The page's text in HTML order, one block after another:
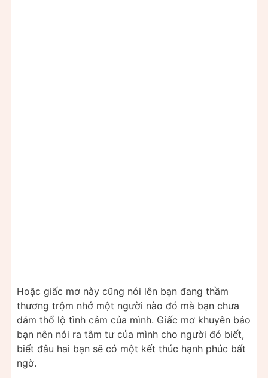
Hoặc giấc mơ này cũng nói lên bạn đang thầm
thương trộm nhớ một người nào đó mà bạn chưa
dám thổ lộ tình cảm của mình. Giấc mơ khuyên bảo
bạn nên nói ra tâm tư của mình cho người đó biết,
biết đâu hai bạn sẽ có một kết thúc hạnh phúc bất
ngờ.